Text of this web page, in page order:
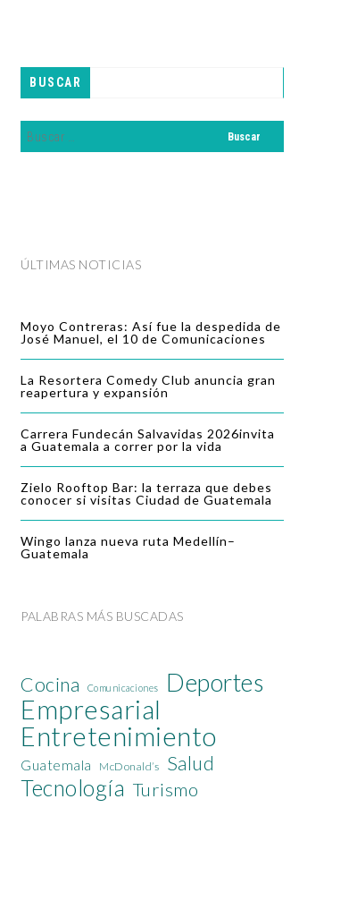
BUSCAR
ÚLTIMAS NOTICIAS
Moyo Contreras: Así fue la despedida de
José Manuel, el 10 de Comunicaciones
La Resortera Comedy Club anuncia gran
reapertura y expansión
Carrera Fundecán Salvavidas 2026invita
a Guatemala a correr por la vida
Zielo Rooftop Bar: la terraza que debes
conocer si visitas Ciudad de Guatemala
Wingo lanza nueva ruta Medellín–
Guatemala
PALABRAS MÁS BUSCADAS
Cocina Comunicaciones Deportes
Empresarial
Entretenimiento
Guatemala McDonald’s Salud
Tecnología Turismo